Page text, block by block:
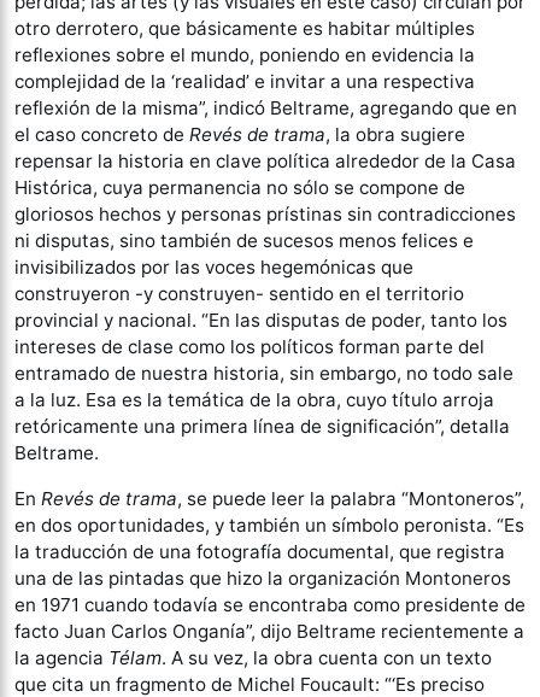
otro derrotero, que básicamente es habitar múltiples
reflexiones sobre el mundo, poniendo en evidencia la
complejidad de la ‘realidad’ e invitar a una respectiva
reflexión de la misma”, indicó Beltrame, agregando que en
el caso concreto de Revés de trama, la obra sugiere
repensar la historia en clave política alrededor de la Casa
Histórica, cuya permanencia no sólo se compone de
gloriosos hechos y personas prístinas sin contradicciones
ni disputas, sino también de sucesos menos felices e
invisibilizados por las voces hegemónicas que
construyeron -y construyen- sentido en el territorio
provincial y nacional. “En las disputas de poder, tanto los
intereses de clase como los políticos forman parte del
entramado de nuestra historia, sin embargo, no todo sale
a la luz. Esa es la temática de la obra, cuyo título arroja
retóricamente una primera línea de significación”, detalla
Beltrame.
En Revés de trama, se puede leer la palabra “Montoneros”,
en dos oportunidades, y también un símbolo peronista. “Es
la traducción de una fotografía documental, que registra
una de las pintadas que hizo la organización Montoneros
en 1971 cuando todavía se encontraba como presidente de
facto Juan Carlos Onganía”, dijo Beltrame recientemente a
la agencia Télam. A su vez, la obra cuenta con un texto
que cita un fragmento de Michel Foucault: “‘Es preciso